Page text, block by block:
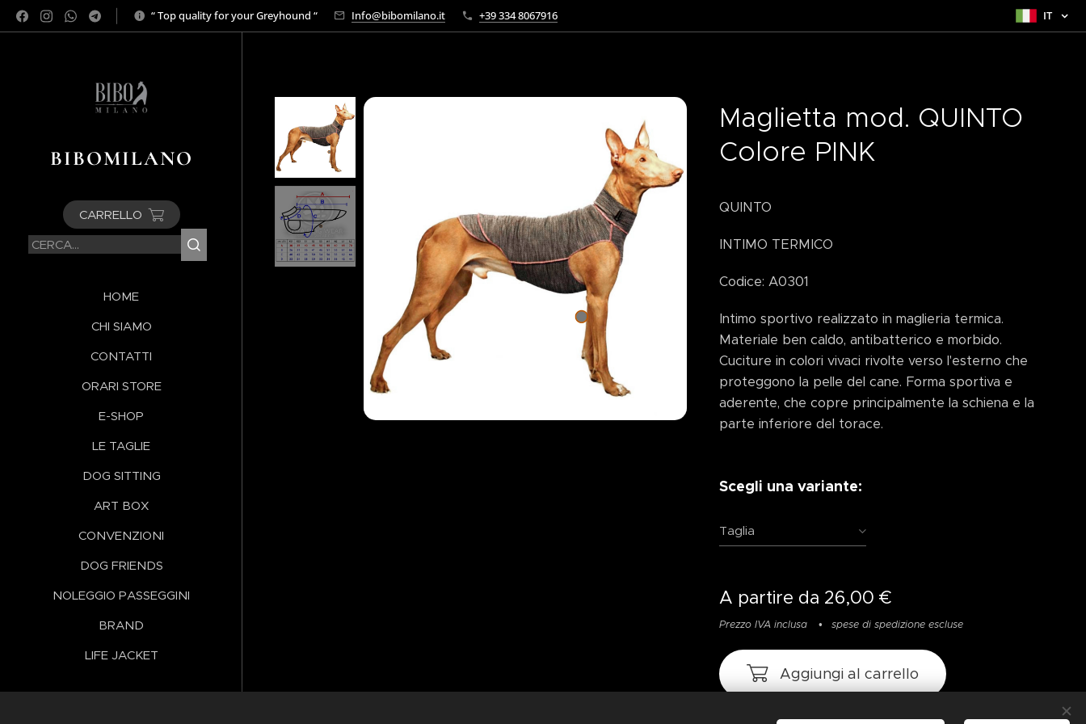
“ Top quality for your Greyhound “ Info@bibomilano.it +39 334 8067916 IT
BIBOMILANO
CARRELLO
HOME
CHI SIAMO
CONTATTI
ORARI STORE
E-SHOP
LE TAGLIE
DOG SITTING
ART BOX
CONVENZIONI
DOG FRIENDS
NOLEGGIO PASSEGGINI
BRAND
LIFE JACKET
Maglietta mod. QUINTO
Colore PINK
QUINTO
INTIMO TERMICO
Codice: A0301
Intimo sportivo realizzato in maglieria termica.
Materiale ben caldo, antibatterico e morbido.
Cuciture in colori vivaci rivolte verso l'esterno che
proteggono la pelle del cane. Forma sportiva e
aderente, che copre principalmente la schiena e la
parte inferiore del torace.
Scegli una variante:
Taglia
A partire da 26,00 €
Prezzo IVA inclusa spese di spedizione escluse
Aggiungi al carrello